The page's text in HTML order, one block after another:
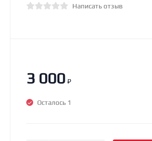
Написать отзыв
3 000 ₽
Осталось 1